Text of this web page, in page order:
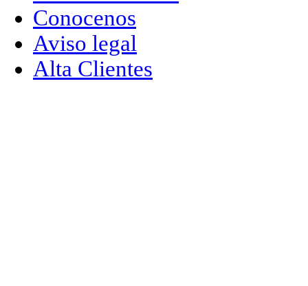
Conocenos
Aviso legal
Alta Clientes